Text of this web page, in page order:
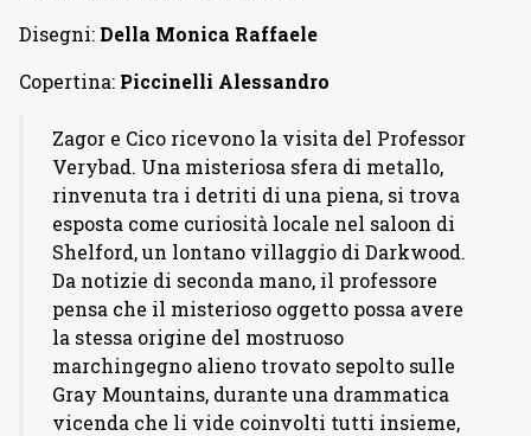
Disegni: Della Monica Raffaele
Copertina: Piccinelli Alessandro
Zagor e Cico ricevono la visita del Professor
Verybad. Una misteriosa sfera di metallo,
rinvenuta tra i detriti di una piena, si trova
esposta come curiosità locale nel saloon di
Shelford, un lontano villaggio di Darkwood.
Da notizie di seconda mano, il professore
pensa che il misterioso oggetto possa avere
la stessa origine del mostruoso
marchingegno alieno trovato sepolto sulle
Gray Mountains, durante una drammatica
vicenda che li vide coinvolti tutti insieme,